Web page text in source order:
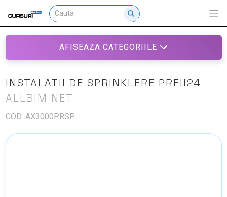
AFISEAZA CATEGORIILE
INSTALATII DE SPRINKLERE PRFII24
ALLBIM NET
COD: AX3000PRSP